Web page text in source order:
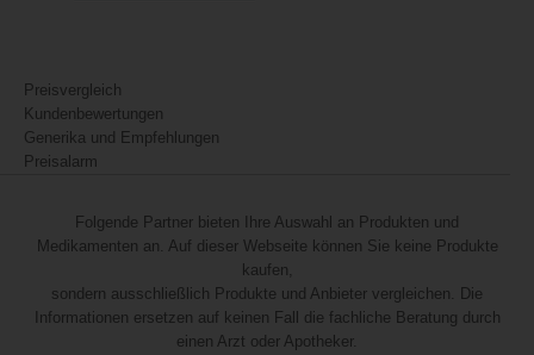
Preisvergleich
Kundenbewertungen
Generika und Empfehlungen
Preisalarm
Folgende Partner bieten Ihre Auswahl an Produkten und
Medikamenten an. Auf dieser Webseite können Sie keine Produkte
kaufen,
sondern ausschließlich Produkte und Anbieter vergleichen. Die
Informationen ersetzen auf keinen Fall die fachliche Beratung durch
einen Arzt oder Apotheker.